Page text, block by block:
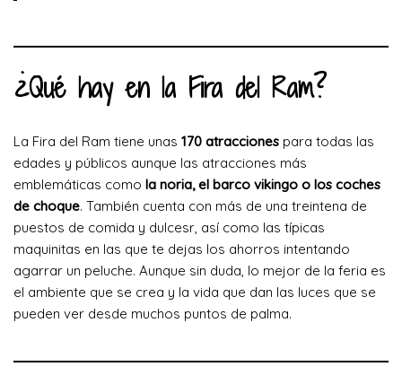
¿Qué hay en la Fira del Ram?
La Fira del Ram tiene unas 170 atracciones para todas las
edades y públicos aunque las atracciones más
emblemáticas como la noria, el barco vikingo o los coches
de choque. También cuenta con más de una treintena de
puestos de comida y dulcesr, así como las típicas
maquinitas en las que te dejas los ahorros intentando
agarrar un peluche. Aunque sin duda, lo mejor de la feria es
el ambiente que se crea y la vida que dan las luces que se
pueden ver desde muchos puntos de palma.